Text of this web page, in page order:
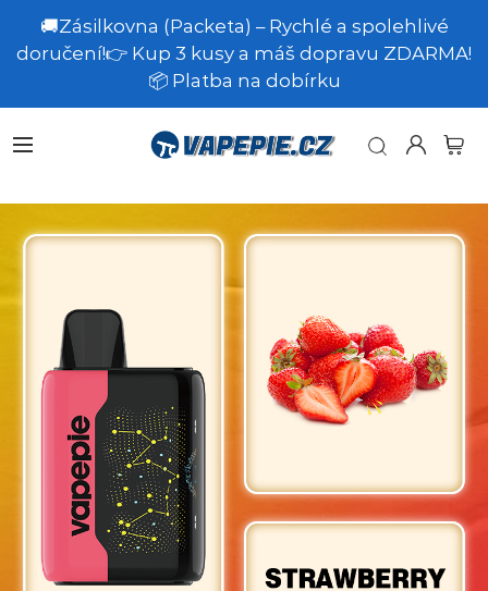
🚚Zásilkovna (Packeta) – Rychlé a spolehlivé
doručení!👉 Kup 3 kusy a máš dopravu ZDARMA!
📦 Platba na dobírku